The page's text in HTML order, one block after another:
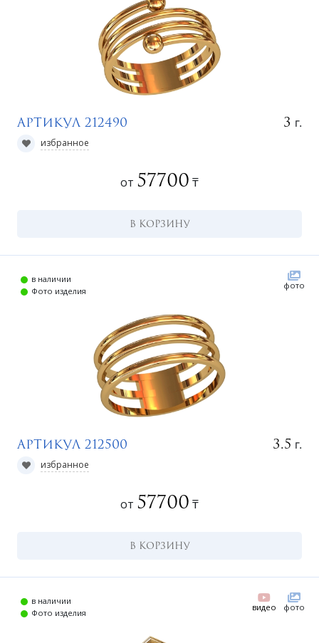
Артикул 212490 3 г.
избранное
от 57700 ₸
В КОРЗИНУ
в наличии
Фото изделия
фото
Артикул 212500 3.5 г.
избранное
от 57700 ₸
В КОРЗИНУ
в наличии
Фото изделия
видео фото